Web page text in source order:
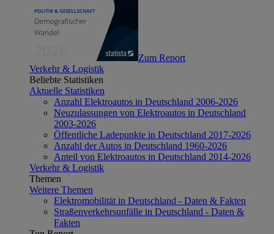
Zum Report
Verkehr & Logistik
Beliebte Statistiken
Aktuelle Statistiken
Anzahl Elektroautos in Deutschland 2006-2026
Neuzulassungen von Elektroautos in Deutschland
2003-2026
Öffentliche Ladepunkte in Deutschland 2017-2026
Anzahl der Autos in Deutschland 1960-2026
Anteil von Elektroautos in Deutschland 2014-2026
Verkehr & Logistik
Themen
Weitere Themen
Elektromobilität in Deutschland - Daten & Fakten
Straßenverkehrsunfälle in Deutschland - Daten &
Fakten